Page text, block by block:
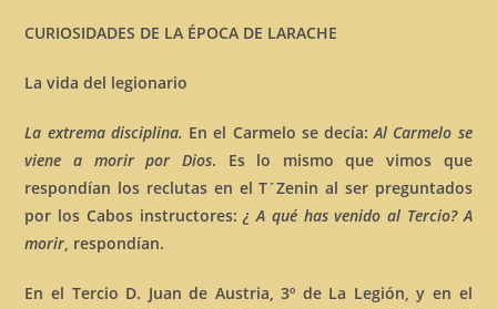
CURIOSIDADES DE LA ÉPOCA DE LARACHE
La vida del legionario
La extrema disciplina. En el Carmelo se decía:Al Carmelo se
viene a morir por Dios. Es lo mismo que vimos que
respondían los reclutas en el T´Zenin al ser preguntados
por los Cabos instructores:¿ A qué has venido al Tercio? A
morir, respondían.
En el Tercio D. Juan de Austria, 3º de La Legión, y en el